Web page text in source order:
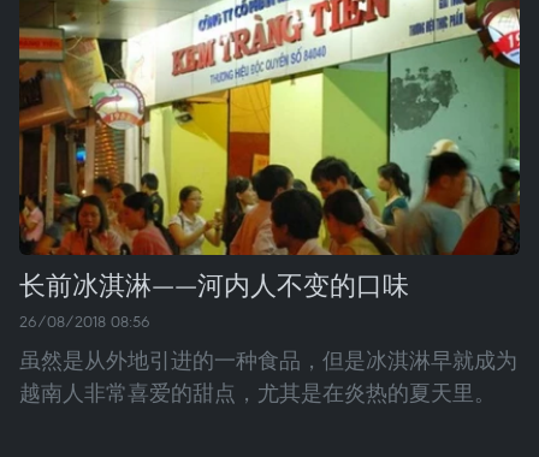
长前冰淇淋——河内人不变的口味
26/08/2018 08:56
虽然是从外地引进的一种食品，但是冰淇淋早就成为
越南人非常喜爱的甜点，尤其是在炎热的夏天里。